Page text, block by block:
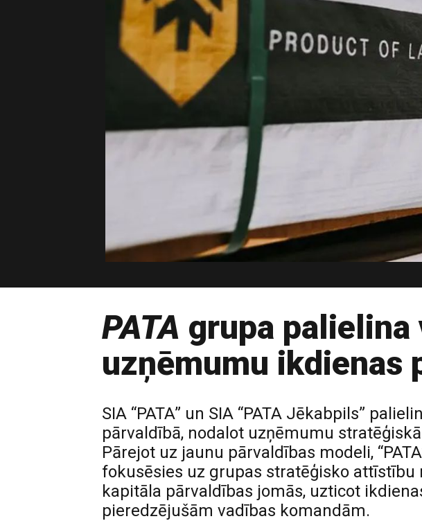
PATA grupa palielina
uzņēmumu ikdienas
SIA “PATA” un SIA “PATA Jēkabpils”
pārvaldībā, nodalot uzņēmumu
Pārejot uz jaunu pārvaldības modeli,
fokusēsies uz grupas stratēģisko
kapitāla pārvaldības jomās, uzticot
pieredzējušām vadības komandām.